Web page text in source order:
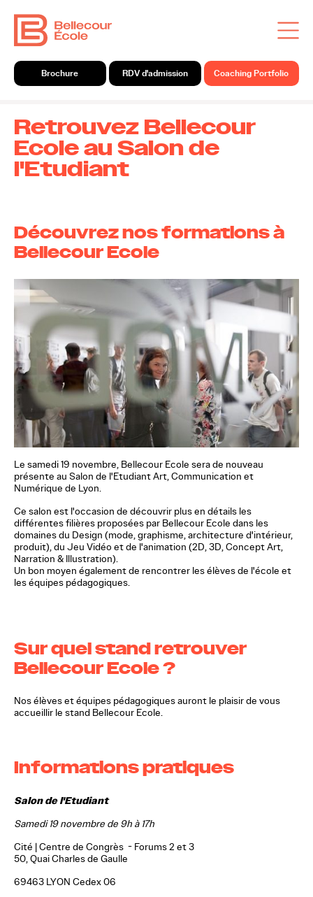
Retrouvez Bellecour
Ecole au Salon de
l'Etudiant
Découvrez nos formations à
Bellecour Ecole
Le samedi 19 novembre, Bellecour Ecole sera de nouveau
présente au Salon de l'Etudiant Art, Communication et
Numérique de Lyon.
Ce salon est l'occasion de découvrir plus en détails les
différentes filières proposées par Bellecour Ecole dans les
domainesdu Design (mode, graphisme, architecture d'intérieur,
produit), du Jeu Vidéo et de l'animation (2D, 3D, Concept Art,
Narration & Illustration).
Un bon moyen également de rencontrer les élèves de l'école et
les équipes pédagogiques.
Sur quel stand retrouver
Bellecour Ecole ?
Nos élèves et équipes pédagogiques auront le plaisir de vous
accueillir le stand Bellecour Ecole.
Informations pratiques
Salon de l'Etudiant
Samedi 19 novembre de 9h à 17h
Cité | Centre de Congrès - Forums 2 et 3
50, Quai Charles de Gaulle
69463 LYON Cedex 06
Brochure RDV d'admission Coaching Portfolio